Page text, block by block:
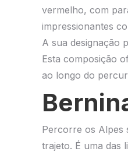
vermelho, com
impressionantes
A sua designação
Esta composição
ao longo do
Percorre os Alpes
trajeto. É uma das